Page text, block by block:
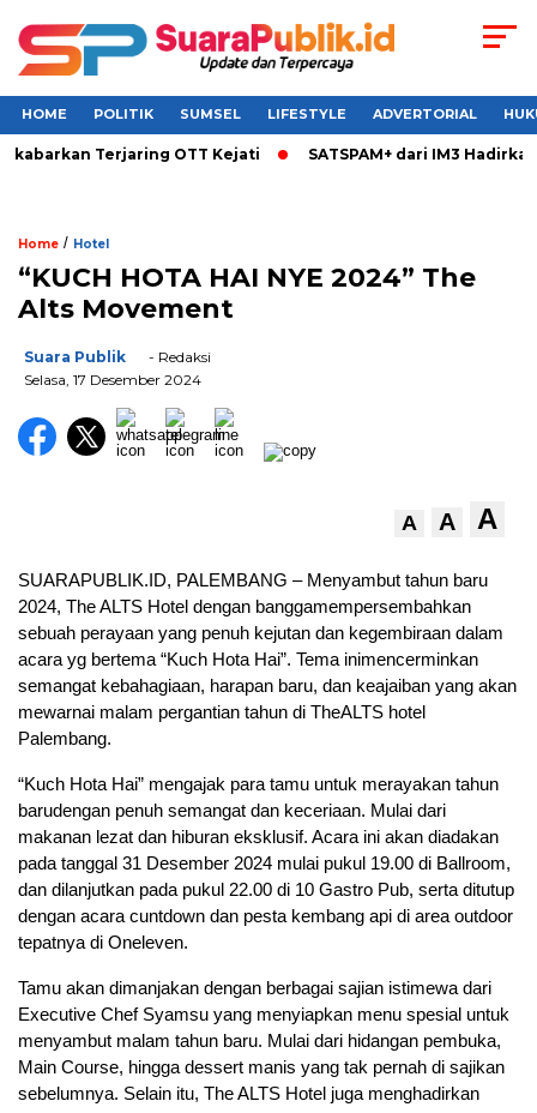
HOME POLITIK SUMSEL LIFESTYLE ADVERTORIAL
Terjaring OTT Kejati SATSPAM+ dari IM3
Home / Hotel
“KUCH HOTA HAI NYE 2024” The
Alts Movement
Suara Publik
- Redaksi
Selasa, 17 Desember 2024
A A A
SUARAPUBLIK.ID, PALEMBANG – Menyambut tahun baru
2024, TheALTS Hotel dengan banggamempersembahkan
sebuah perayaan yang penuh kejutan dan kegembiraan dalam
acara yg bertema “Kuch Hota Hai”. Tema inimencerminkan
semangat kebahagiaan, harapan baru, dan keajaiban yang akan
mewarnai malam pergantian tahun di TheALTS hotel
Palembang.
“Kuch Hota Hai” mengajak para tamu untuk merayakan tahun
barudengan penuh semangat dan keceriaan. Mulai dari
makanan lezat dan hiburan eksklusif. Acara ini akan diadakan
pada tanggal 31 Desember 2024 mulai pukul 19.00 di Ballroom,
dan dilanjutkan pada pukul 22.00 di 10 Gastro Pub, serta ditutup
dengan acara cuntdown dan pesta kembang api di area outdoor
tepatnya di Oneleven.
Tamu akan dimanjakan dengan berbagai sajian istimewa dari
Executive Chef Syamsu yang menyiapkan menu spesial untuk
menyambut malam tahun baru. Mulai dari hidangan pembuka,
Main Course, hingga dessert manis yang tak pernah di sajikan
sebelumnya. Selain itu, The ALTS Hotel juga menghadirkan